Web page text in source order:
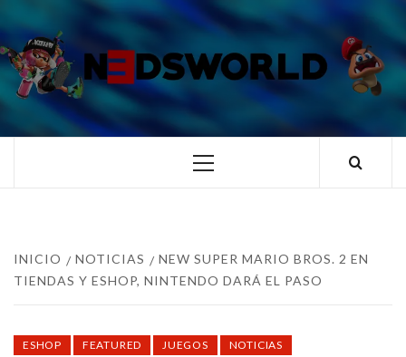
al
contenido
TUS ESPECIALISTAS EN NINTENDO
Menú
INICIO NOTICIAS
NEW SUPER MARIO BROS. 2 EN
TIENDAS Y ESHOP, NINTENDO DARÁ EL PASO
ESHOP FEATURED JUEGOS
NOTICIAS